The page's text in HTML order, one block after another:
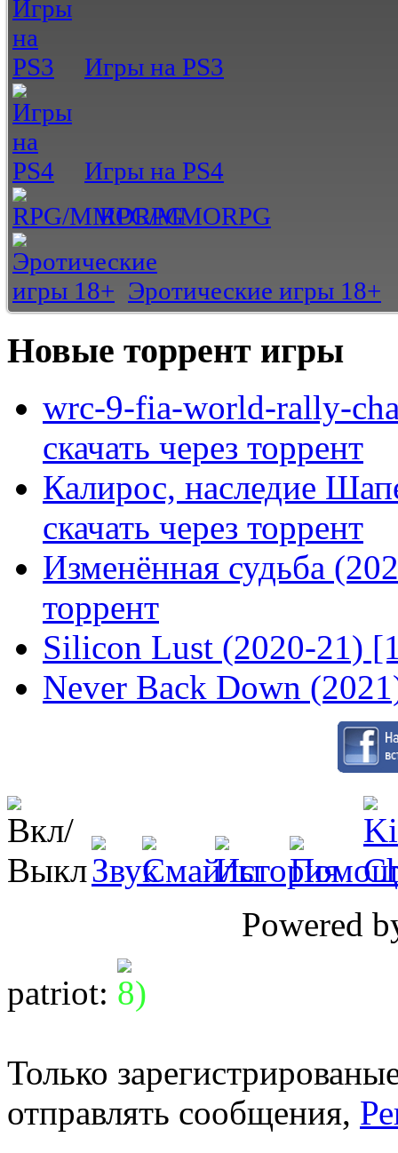
Игры на PS3
Игры на PS4
RPG/MMORPG
Эротические игры 18+
Новые торрент игры
wrc-9-fia-world-rally-
скачать через торрент
Калирос, наследие
скачать через торрент
Изменённая судьба
торрент
Silicon Lust (2020-21)
Never Back Down
Powered
patriot:
Только
отправлять сообщения,